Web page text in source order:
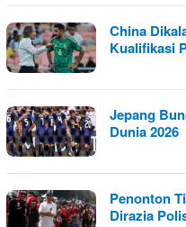
China
Kualifikasi
Jepang
Dunia 2026
Penonton
Dirazia